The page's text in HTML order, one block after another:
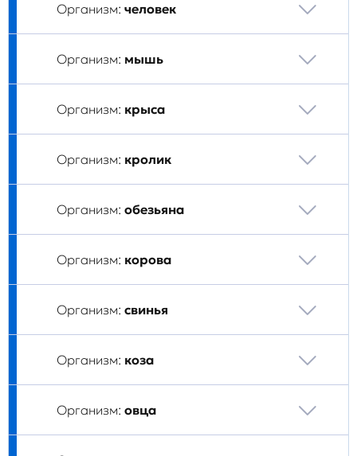
Организм: человек
Организм: мышь
Организм: крыса
Организм: кролик
Организм: обезьяна
Организм: корова
Организм: свинья
Организм: коза
Организм: овца